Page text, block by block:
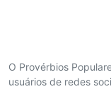
O Provérbios
usuários de redes